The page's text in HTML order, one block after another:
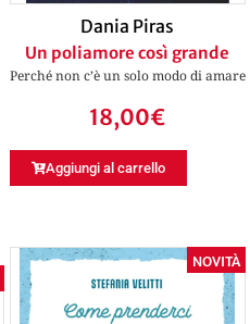
Dania Piras
Un poliamore così grande
Perché non c’è un solo modo di amare
18,00€
Aggiungi al carrello
NOVITÀ